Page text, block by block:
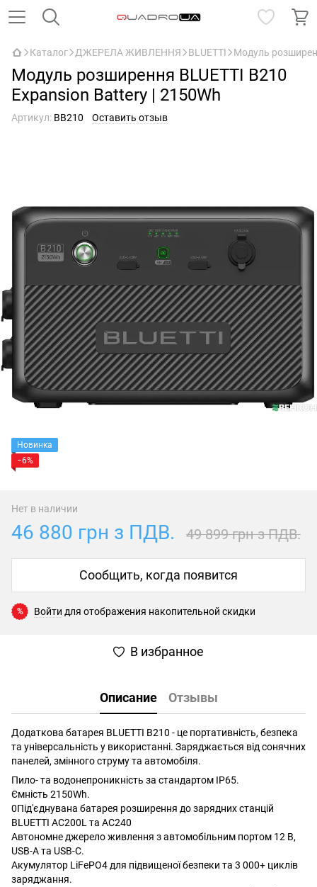
Каталог ДЖЕРЕЛА ЖИВЛЕННЯ BLUETTI Модуль
Модуль розширення BLUETTI B210
Expansion Battery | 2150Wh
Артикул: BB210 Оставить отзыв
Новинка
−6%
Нет в наличии
46 880 грн з ПДВ. 49 899 грн з ПДВ.
Сообщить, когда появится
% Войти для отображения накопительной скидки
В избранное
Описание Отзывы
Додаткова батарея BLUETTI B210 - це портативність, безпека
та універсальність у використанні. Заряджається від сонячних
панелей, змінного струму та автомобіля.
Пило- та водонепроникність за стандартом IP65.
Ємність 2150Wh.
0Під'єднувана батарея розширення до зарядних станцій
BLUETTI AC200L та AC240
Автономне джерело живлення з автомобільним портом 12 В,
USB-A та USB-C.
Акумулятор LiFePO4 для підвищеної безпеки та 3 000+ циклів
заряджання.